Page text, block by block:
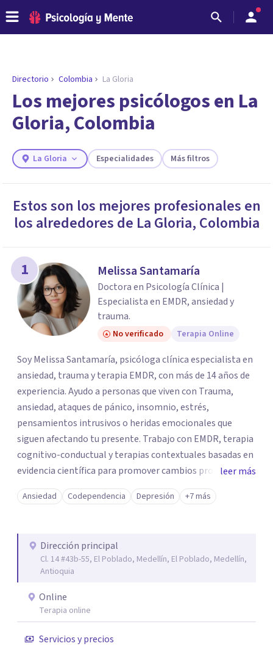
ENCONTRAR MI TERAPEUTA
¿Necesitas ayuda para encontrar el
Responde a unas breves preguntas y te ofreceremos
los profesionales que más se ajustan a tus
necesidades.
Responder cuestionario
Directorio Colombia La Gloria
Los mejores psicólogos en La
Gloria, Colombia
La Gloria Especialidades Más filtros
Estos son los mejores profesionales en
los alrededores de La Gloria, Colombia
1 Melissa Santamaría
Doctora en Psicología Clínica |
Especialista en EMDR, ansiedad y
trauma.
No verificado Terapia Online
Soy Melissa Santamaría, psicóloga clínica especialista en
ansiedad, trauma y terapia EMDR, con más de 14 años de
experiencia. Ayudo a personas que viven con Trauma,
ansiedad, ataques de pánico, insomnio, estrés,
pensamientos intrusivos o heridas emocionales que
siguen afectando tu presente. Trabajo con EMDR, terapia
cognitivo-conductual y terapias contextuales basadas en
evidencia científica para promover cambios profundos y
duraderos. Atiendo adultos, adolescentes, parejas y
familias de forma presencial en Medellín y online, en un
leer más
Ansiedad Codependencia Depresión +7 más
Dirección principal
Cl. 14 #43b-55, El Poblado, Medellín, El Poblado, Medellín,
Antioquia
Online
Terapia online
Servicios y precios